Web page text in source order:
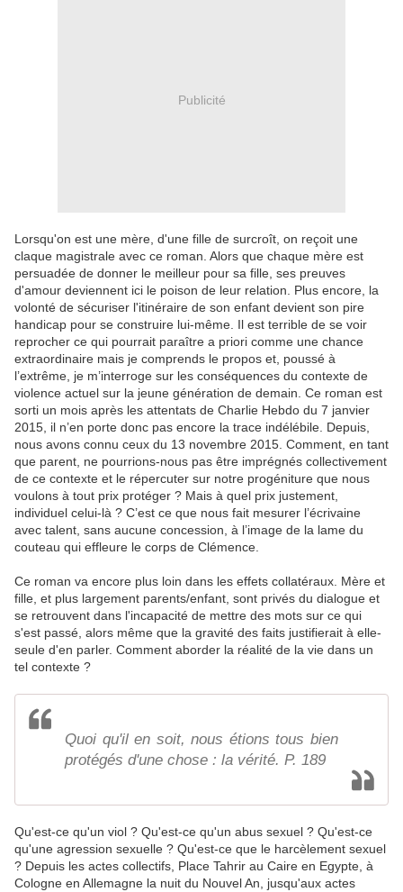
Publicité
Lorsqu'on est une mère, d'une fille de surcroît, on reçoit une
claque magistrale avec ce roman. Alors que chaque mère est
persuadée de donner le meilleur pour sa fille, ses preuves
d'amour deviennent ici le poison de leur relation. Plus encore, la
volonté de sécuriser l'itinéraire de son enfant devient son pire
handicap pour se construire lui-même. Il est terrible de se voir
reprocher ce qui pourrait paraître a priori comme une chance
extraordinaire mais je comprends le propos et, poussé à
l’extrême, je m’interroge sur les conséquences du contexte de
violence actuel sur la jeune génération de demain. Ce roman est
sorti un mois après les attentats de Charlie Hebdo du 7 janvier
2015, il n’en porte donc pas encore la trace indélébile. Depuis,
nous avons connu ceux du 13 novembre 2015. Comment, en tant
que parent, ne pourrions-nous pas être imprégnés collectivement
de ce contexte et le répercuter sur notre progéniture que nous
voulons à tout prix protéger ? Mais à quel prix justement,
individuel celui-là ? C’est ce que nous fait mesurer l’écrivaine
avec talent, sans aucune concession, à l’image de la lame du
couteau qui effleure le corps de Clémence.
Ce roman va encore plus loin dans les effets collatéraux. Mère et
fille, et plus largement parents/enfant, sont privés du dialogue et
se retrouvent dans l'incapacité de mettre des mots sur ce qui
s'est passé, alors même que la gravité des faits justifierait à elle-
seule d'en parler. Comment aborder la réalité de la vie dans un
tel contexte ?
Quoi qu'il en soit, nous étions tous bien
protégés d'une chose : la vérité. P. 189
Qu'est-ce qu'un viol ? Qu'est-ce qu'un abus sexuel ? Qu'est-ce
qu'une agression sexuelle ? Qu'est-ce que le harcèlement sexuel
? Depuis les actes collectifs, Place Tahrir au Caire en Egypte, à
Cologne en Allemagne la nuit du Nouvel An, jusqu'aux actes